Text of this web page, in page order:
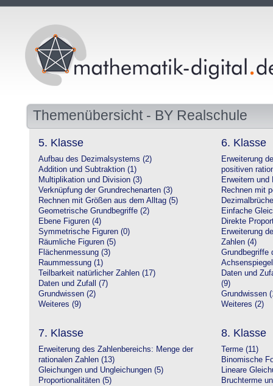
Themenübersicht - BY Realschule
5. Klasse
Aufbau des Dezimalsystems (2)
Addition und Subtraktion (1)
Multiplikation und Division (3)
Verknüpfung der Grundrechenarten (3)
Rechnen mit Größen aus dem Alltag (5)
Geometrische Grundbegriffe (2)
Ebene Figuren (4)
Symmetrische Figuren (0)
Räumliche Figuren (5)
Flächenmessung (3)
Raummessung (1)
Teilbarkeit natürlicher Zahlen (17)
Daten und Zufall (7)
Grundwissen (2)
Weiteres (9)
6. Klasse
Erweiterung
positiven
Erweitern und
Rechnen mit
Einfache
Direkte
Erweiterung
Zahlen (4)
Grundbegriffe
Daten und
(9)
Grundwissen
Weiteres (2)
7. Klasse
Erweiterung des Zahlenbereichs: Menge der
rationalen Zahlen (13)
Gleichungen und Ungleichungen (5)
Proportionalitäten (5)
8. Klasse
Terme (11)
Binomische
Lineare
Bruchterme